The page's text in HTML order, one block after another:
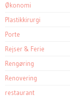
Økonomi
Plastikkirurgi
Porte
Rejser & Ferie
Rengøring
Renovering
restaurant